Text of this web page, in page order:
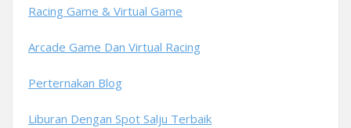
Racing Game & Virtual Game
Arcade Game Dan Virtual Racing
Perternakan Blog
Liburan Dengan Spot Salju Terbaik